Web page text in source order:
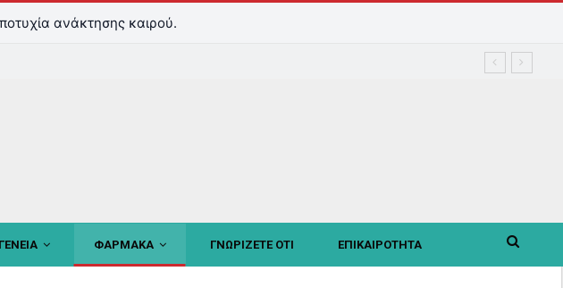
ανάκτησης καιρού.
ΦΑΡΜΑΚΑ ΓΝΩΡΙΖΕΤΕ ΟΤΙ ΕΠΙΚΑΙΡΟΤΗΤΑ